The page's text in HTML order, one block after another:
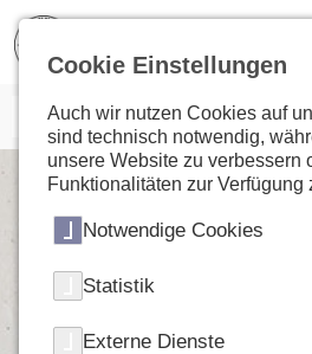
Cookie Einstellungen
Auch wir nutzen Cookies auf
sind technisch notwendig,
unsere Website zu verbessern
Funktionalitäten zur Verfügung
Notwendige Cookies
Statistik
Externe Dienste